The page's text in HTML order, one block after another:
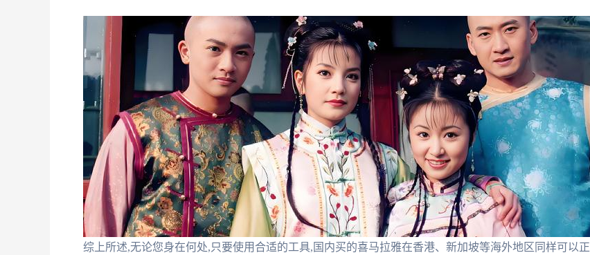
综上所述,无论您身在何处,只要使用合适的工具,国内买的喜马拉雅在香港、新加坡等海外地区同样可以正